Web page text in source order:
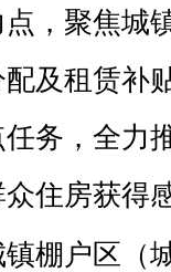
，聚焦城
及租赁补
务，全力
住房获得
棚户区（